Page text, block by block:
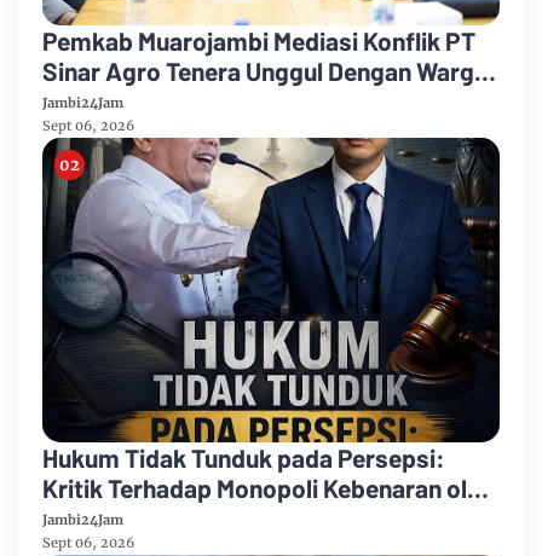
Pemkab Muarojambi Mediasi Konflik PT
Sinar Agro Tenera Unggul Dengan Warga
Sipin Teluk Duren
Jambi24Jam
Sept 06, 2026
Hukum Tidak Tunduk pada Persepsi:
Kritik Terhadap Monopoli Kebenaran oleh
Media dan Aktivis
Jambi24Jam
Sept 06, 2026